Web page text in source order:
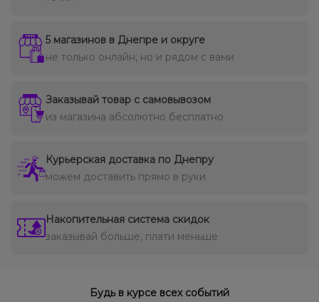
5 магазинов в Днепре и округе
не только онлайн, но и рядом с вами
Заказывай товар с самовывозом
из магазина абсолютно бесплатно
Курьерская доставка по Днепру
можем доставить прямо в руки
Накопительная система скидок
заказывай больше, плати меньше
Будь в курсе всех событий